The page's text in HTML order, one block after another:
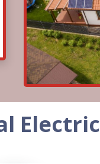
Electric